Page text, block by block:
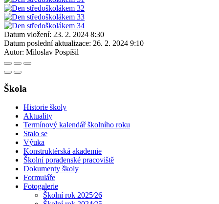
Datum vložení: 23. 2. 2024 8:30
Datum poslední aktualizace: 26. 2. 2024 9:10
Autor: Miloslav Pospíšil
Škola
Historie školy
Aktuality
Termínový kalendář školního roku
Stalo se
Výuka
Konstruktérská akademie
Školní poradenské pracoviště
Dokumenty školy
Formuláře
Fotogalerie
Školní rok 2025⁄26